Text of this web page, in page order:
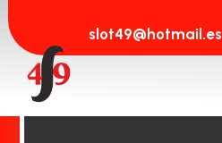
slot49@hotmail.es